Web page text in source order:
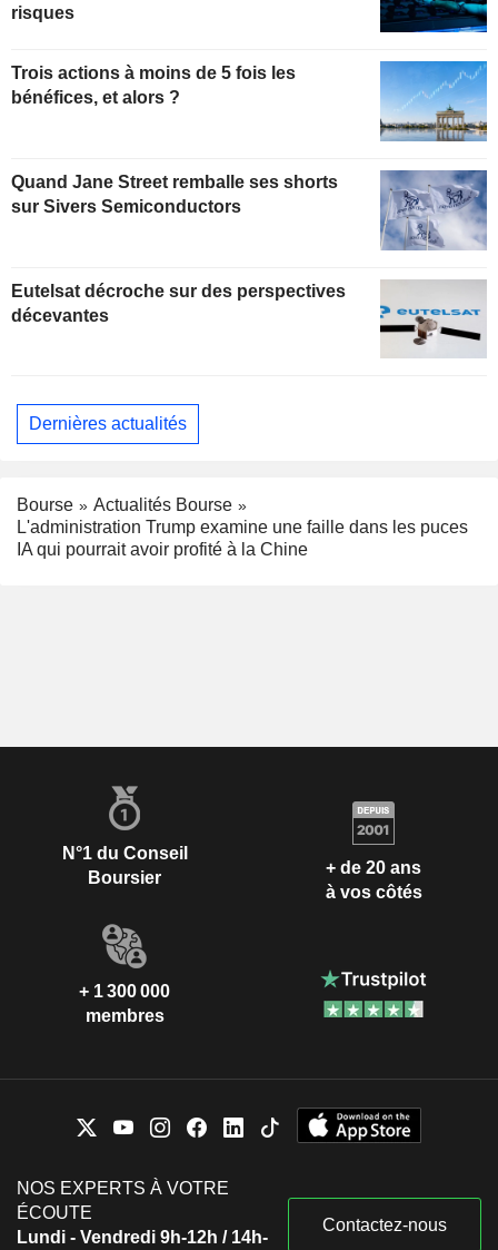
risques
Trois actions à moins de 5 fois les
bénéfices, et alors ?
Quand Jane Street remballe ses shorts
sur Sivers Semiconductors
Eutelsat décroche sur des perspectives
décevantes
Dernières actualités
Bourse
Actualités Bourse
L'administration Trump examine une faille dans les puces
IA qui pourrait avoir profité à la Chine
N°1 du Conseil
Boursier
+ de 20 ans
à vos côtés
+ 1 300 000
membres
NOS EXPERTS À VOTRE
ÉCOUTE
Lundi - Vendredi 9h-12h / 14h-
Contactez-nous